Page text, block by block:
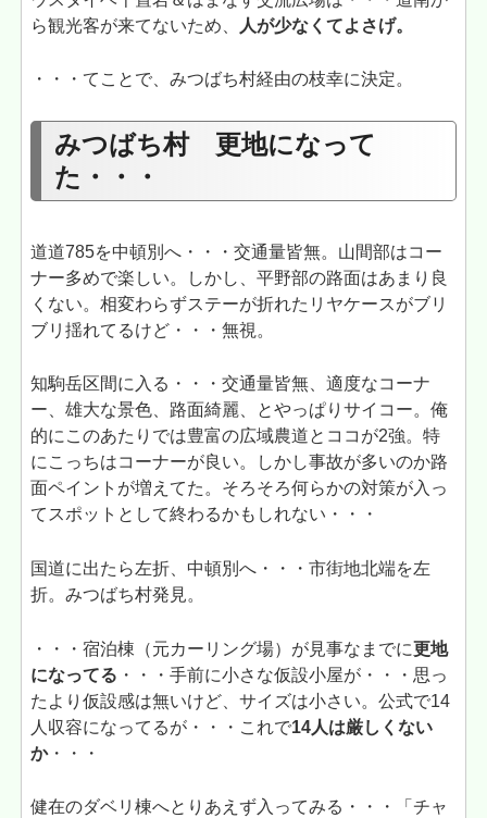
ら観光客が来てないため、
人が少なくてよさげ。
・・・てことで、みつばち村経由の枝幸に決定。
みつばち村 更地になって
た・・・
道道785を中頓別へ・・・交通量皆無。山間部はコー
ナー多めで楽しい。しかし、平野部の路面はあまり良
くない。相変わらずステーが折れたリヤケースがブリ
ブリ揺れてるけど・・・無視。
知駒岳区間に入る・・・交通量皆無、適度なコーナ
ー、雄大な景色、路面綺麗、とやっぱりサイコー。俺
的にこのあたりでは豊富の広域農道とココが2強。特
にこっちはコーナーが良い。しかし事故が多いのか路
面ペイントが増えてた。そろそろ何らかの対策が入っ
てスポットとして終わるかもしれない・・・
国道に出たら左折、中頓別へ・・・市街地北端を左
折。みつばち村発見。
・・・宿泊棟（元カーリング場）が見事なまでに更地
になってる ・・・手前に小さな仮設小屋が・・・思っ
たより仮設感は無いけど、サイズは小さい。公式で14
人収容になってるが・・・これで14人は厳しくない
か・・・
健在のダベリ棟へとりあえず入ってみる・・・「チャ